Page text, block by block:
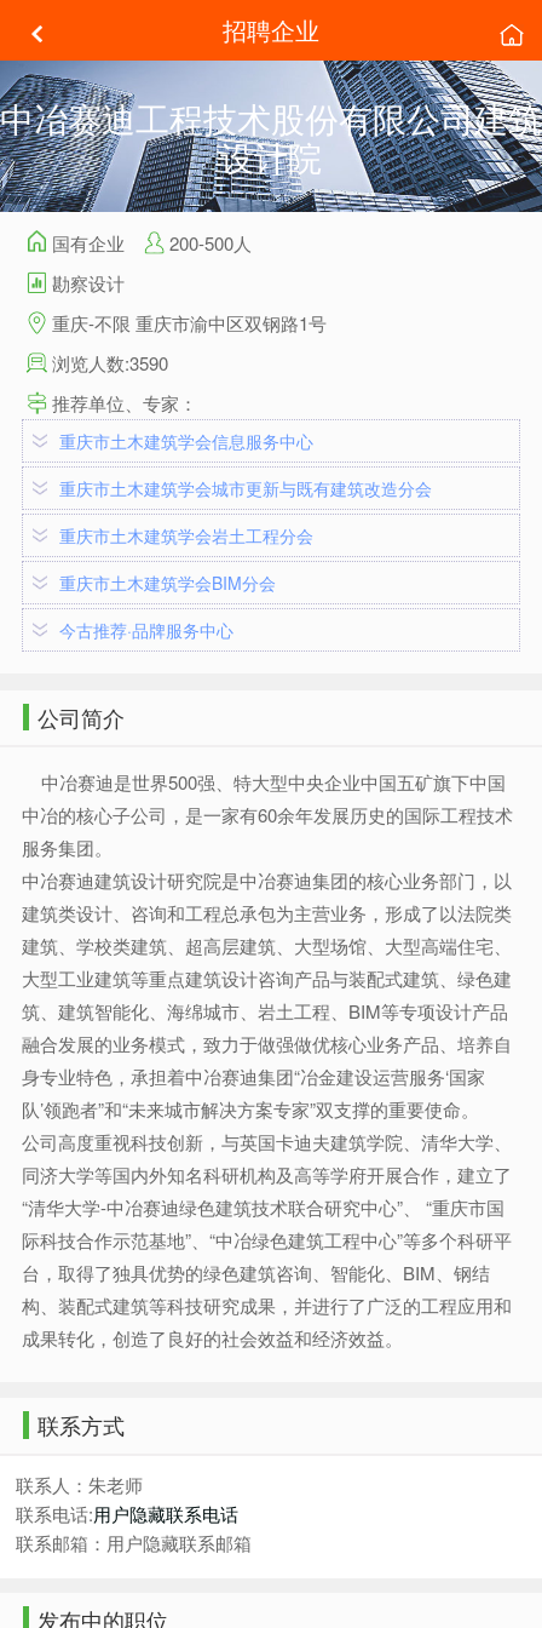
招聘企业
中冶赛迪工程技术股份有限公司建筑
设计院
国有企业
200-500人
勘察设计
重庆-不限 重庆市渝中区双钢路1号
浏览人数:3590
推荐单位、专家：
重庆市土木建筑学会信息服务中心
重庆市土木建筑学会城市更新与既有建筑改造分会
重庆市土木建筑学会岩土工程分会
重庆市土木建筑学会BIM分会
今古推荐·品牌服务中心
公司简介
中冶赛迪是世界500强、特大型中央企业中国五矿旗下中国
中冶的核心子公司，是一家有60余年发展历史的国际工程技术
服务集团。
中冶赛迪建筑设计研究院是中冶赛迪集团的核心业务部门，以
建筑类设计、咨询和工程总承包为主营业务，形成了以法院类
建筑、学校类建筑、超高层建筑、大型场馆、大型高端住宅、
大型工业建筑等重点建筑设计咨询产品与装配式建筑、绿色建
筑、建筑智能化、海绵城市、岩土工程、BIM等专项设计产品
融合发展的业务模式，致力于做强做优核心业务产品、培养自
身专业特色，承担着中冶赛迪集团“冶金建设运营服务‘国家
队’领跑者”和“未来城市解决方案专家”双支撑的重要使命。
公司高度重视科技创新，与英国卡迪夫建筑学院、清华大学、
同济大学等国内外知名科研机构及高等学府开展合作，建立了
“清华大学-中冶赛迪绿色建筑技术联合研究中心”、 “重庆市国
际科技合作示范基地”、“中冶绿色建筑工程中心”等多个科研平
台，取得了独具优势的绿色建筑咨询、智能化、BIM、钢结
构、装配式建筑等科技研究成果，并进行了广泛的工程应用和
成果转化，创造了良好的社会效益和经济效益。
联系方式
联系人：朱老师
联系电话:用户隐藏联系电话
联系邮箱：用户隐藏联系邮箱
发布中的职位